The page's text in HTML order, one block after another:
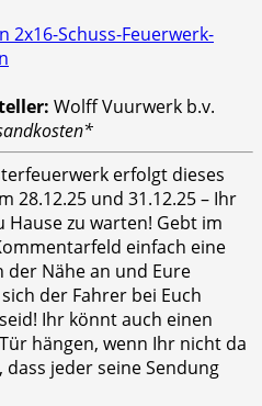
Wolff Vuurwerk b.v.
erfolgt dieses
28.12.25 und 31.12.25 – Ihr
Hause zu warten! Gebt im
einfach eine
Nähe an und Eure
der Fahrer bei Euch
Ihr könnt auch einen
hängen, wenn Ihr nicht da
jeder seine Sendung